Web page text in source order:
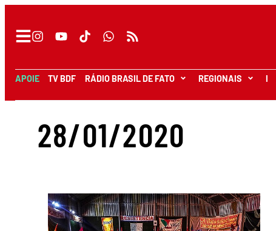
APOIE TV BDF RÁDIO BRASIL DE FATO REGIONAIS I
28/01/2020